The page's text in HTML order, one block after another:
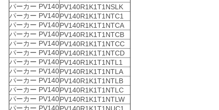
パーカー PV140PV140R1K1T1NSLK
パーカー PV140PV140R1K1T1NTC1
パーカー PV140PV140R1K1T1NTCA
パーカー PV140PV140R1K1T1NTCB
パーカー PV140PV140R1K1T1NTCC
パーカー PV140PV140R1K1T1NTCD
パーカー PV140PV140R1K1T1NTL1
パーカー PV140PV140R1K1T1NTLA
パーカー PV140PV140R1K1T1NTLB
パーカー PV140PV140R1K1T1NTLC
パーカー PV140PV140R1K1T1NTLW
パーカー PV140